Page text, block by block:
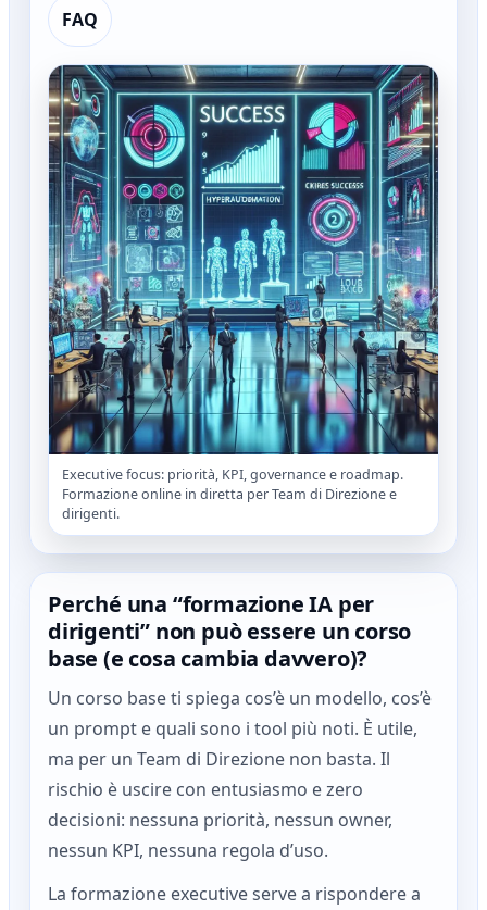
FAQ
Executive focus: priorità, KPI, governance e roadmap.
Formazione online in diretta per Team di Direzione e
dirigenti.
Perché una “formazione IA per
dirigenti” non può essere un corso
base (e cosa cambia davvero)?
Un corso base ti spiega cos’è un modello, cos’è
un prompt e quali sono i tool più noti. È utile,
ma per un Team di Direzione non basta. Il
rischio è uscire con entusiasmo e zero
decisioni: nessuna priorità, nessun owner,
nessun KPI, nessuna regola d’uso.
La formazione executive serve a rispondere a